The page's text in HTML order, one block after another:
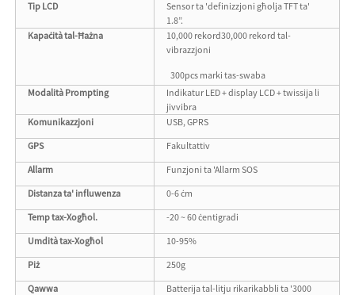
Tip LCD
Sensor ta 'definizzjoni għolja TFT ta'
1.8”.
Kapaċità tal-Ħażna
10,000 rekord30,000 rekord tal-
vibrazzjoni
300pcs marki tas-swaba
Modalità Prompting
Indikatur LED + display LCD + twissija li
jivvibra
Komunikazzjoni
USB, GPRS
GPS
Fakultattiv
Allarm
Funzjoni ta 'Allarm SOS
Distanza ta' influwenza
0-6 ċm
Temp tax-Xogħol.
-20 ~ 60 ċentigradi
Umdità tax-Xogħol
10-95%
Piż
250g
Qawwa
Batterija tal-litju rikarikabbli ta '3000